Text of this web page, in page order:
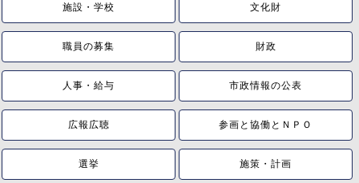
施設・学校 文化財
職員の募集 財政
人事・給与 市政情報の公表
広報広聴 参画と協働とＮＰＯ
選挙 施策・計画